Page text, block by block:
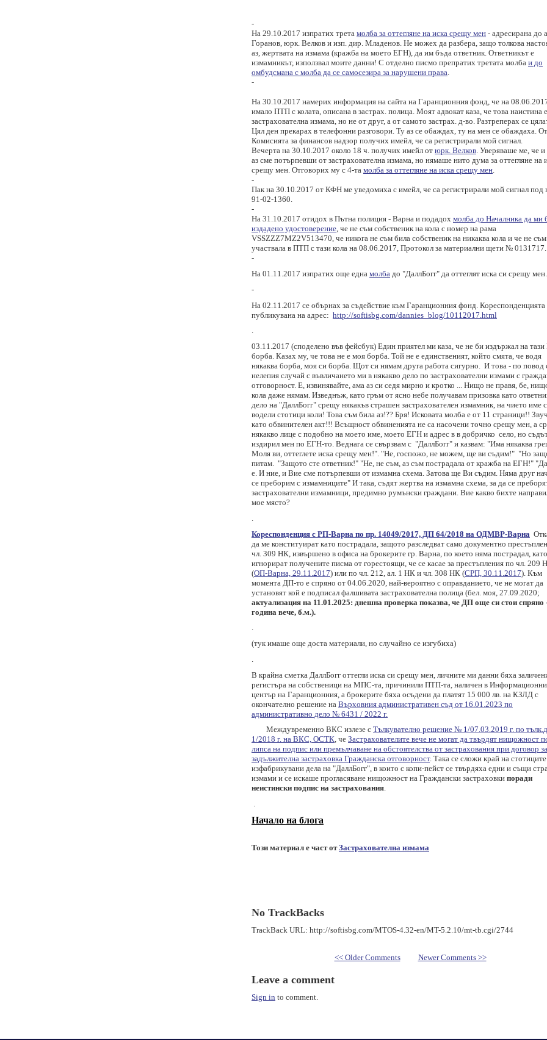
-
На 29.10.2017 изпратих трета молба за оттегляне на иска срещу мен - адресирана до
Горанов, юрк. Велков и изп. дир. Младенов. Не можех да разбера, защо толкова
аз, жертвата на измама (кражба на моето ЕГН), да им бъда ответник. Ответникът е
измамникът, използвал моите данни! С отделно писмо препратих третата молба и до
омбудсмана с молба да се самосезира за нарушени права.
-
На 30.10.2017 намерих информация на сайта на Гаранционния фонд, че на
имало ПТП с колата, описана в застрах. полица. Моят адвокат каза, че това наистина е
застрахователна измама, но не от друг, а от самото застрах. д-во. Разтреперах се
Цял ден прекарах в телефонни разговори. Ту аз се обаждах, ту на мен се обаждаха. От
Комисията за финансов надзор получих имейл, че са регистрирали мой сигнал.
Вечерта на 30.10.2017 около 18 ч. получих имейл от юрк. Велков. Уверяваше ме, че и
аз сме потърпевши от застрахователна измама, но нямаше нито дума за оттегляне на
срещу мен. Отговорих му с 4-та молба за оттегляне на иска срещу мен.
-
Пак на 30.10.2017 от КФН ме уведомиха с имейл, че са регистрирали мой сигнал под
91-02-1360.
-
На 31.10.2017 отидох в Пътна полиция - Варна и подадох молба до Началника да ми
издадено удостоверение, че не съм собственик на кола с номер на рама
VSSZZZ7MZ2V513470, че никога не съм била собственик на никаква кола и че не съм
участвала в ПТП с тази кола на 08.06.2017, Протокол за материални щети № 0131717.
-
На 01.11.2017 изпратих още една молба до "ДаллБогг" да оттеглят иска си срещу мен.
-
На 02.11.2017 се обърнах за съдействие към Гаранционния фонд. Кореспонденцията
публикувана на адрес: http://softisbg.com/dannies_blog/10112017.html
.
03.11.2017 (споделено във фейсбук) Един приятел ми каза, че не би издържал на
борба. Казах му, че това не е моя борба. Той не е единственият, който смята, че водя
някаква борба, моя си борба. Щот си нямам друга работа сигурно. И това - по повод
нелепия случай с въвличането ми в някакво дело по застрахователни измами с
отговорност. Е, извинявайте, ама аз си седя мирно и кротко ... Нищо не правя, бе,
кола даже нямам. Изведнъж, като гръм от ясно небе получавам призовка като
дело на "ДаллБогг" срещу някакъв страшен застрахователен измамник, на чието име
водели стотици коли! Това съм била аз!?? Бря! Исковата молба е от 11 страници!!
като обвинителен акт!!! Всъщност обвиненията не са насочени точно срещу мен, а
някакво лице с подобно на моето име, моето ЕГН и адрес в в добричко село, но
издирил мен по ЕГН-то. Веднага се свързвам с "ДаллБогг" и казвам: "Има някаква
Моля ви, оттеглете иска срещу мен!". "Не, госпожо, не можем, ще ви съдим!" "Но
питам. "Защото сте ответник!" "Не, не съм, аз съм пострадала от кражба на ЕГН!"
е. И ние, и Вие сме потърпевши от измамна схема. Затова ще Ви съдим. Няма друг
се преборим с измамниците" И така, съдят жертва на измамна схема, за да се
застрахователни измамници, предимно румънски граждани. Вие какво бихте
мое място?
Кореспонденция с РП-Варна по пр. 14049/2017, ДП 64/2018 на ОДМВР-Варна
да ме конституират като пострадала, защото разследват само документно
чл. 309 НК, извършено в офиса на брокерите гр. Варна, по което няма пострадал, като
игнорират получените писма от горестоящи, че се касае за престъпления по чл. 209
(ОП-Варна, 29.11.2017) или по чл. 212, ал. 1 НК и чл. 308 НК (СРП, 30.11.2017). Към
момента ДП-то е спряно от 04.06.2020, най-вероятно с оправданието, че не могат да
установят кой е подписал фалшивата застрахователна полица (бел. моя, 27.09.2020;
актуализация на 11.01.2025: днешна проверка показва, че ДП още си стои спряно
година вече, б.м.).
.
(тук имаше още доста материали, но случайно се изгубиха)
В крайна сметка ДаллБогг оттегли иска си срещу мен, личните ми данни бяха
регистъра на собственици на МПС-та, причинили ПТП-та, наличен в
център на Гаранционния, а брокерите бяха осъдени да платят 15 000 лв. на КЗЛД с
окончателно решение на Върховния административен съд от 16.01.2023 по
административно дело № 6431 / 2022 г.
Междувременно ВКС излезе с Тълкувателно решение № 1/07.03.2019 г. по
1/2018 г. на ВКС, ОСТК, че Застрахователите вече не могат да твърдят нищожност
липса на подпис или премълчаване на обстоятелства от застрахования при договор за
задължителна застраховка Гражданска отговорност. Така се сложи край на стотиците
изфабрикувани дела на "ДаллБогг", в които с копи-пейст се твърдяха едни и същи
измами и се искаше прогласяване нищожност на Граждански застраховки поради
неистински подпис на застрахования.
.
Начало на блога
Този материал е част отЗастрахователна измама
No TrackBacks
TrackBack URL: http://softisbg.com/MTOS-4.32-en/MT-5.2.10/mt-tb.cgi/2744
<< Older Comments Newer Comments >>
Leave a comment
Sign in to comment.